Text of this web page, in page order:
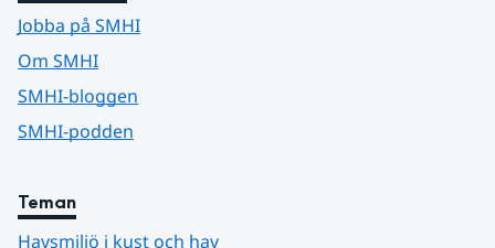
Jobba på SMHI
Om SMHI
SMHI-bloggen
SMHI-podden
Teman
Havsmiljö i kust och hav